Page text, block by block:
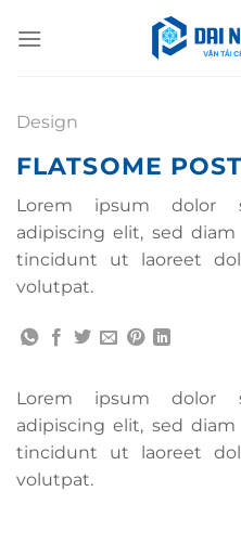
qua
Design
FLATSOME
Lorem ipsum dolor
adipiscing elit, sed
tincidunt ut laoreet
volutpat.
Lorem ipsum dolor
adipiscing elit, sed
tincidunt ut laoreet
volutpat.